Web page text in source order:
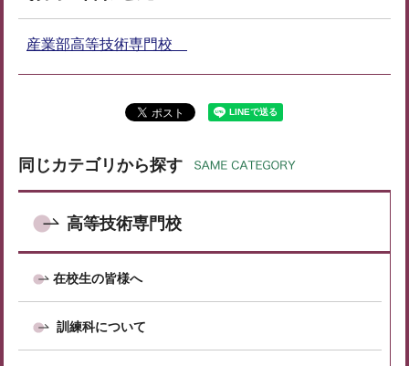
産業部高等技術専門校
同じカテゴリから探す
高等技術専門校
在校生の皆様へ
訓練科について